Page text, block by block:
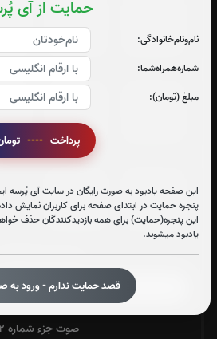
حمایت از آی
نام‌و‌نام‌خانوادگی:
شماره‌همراه‌شما:
مبلغ (تومان):
پرداخت ----
این صفحه یادبود به صورت رایگان در سایت آی پُرسه
پنجره حمایت در ابتدای صفحه برای کاربران نمایش
این پنجره(حمایت) برای همه بازدیدکنندگان حذف
یادبود میشوند.
قصد حمایت ندارم - ورود به
1بار
جزء 22
بار
جزء
جزء 25
جزء 26
1
جزء 27
جزء 29
1بار
جزء 30
0 بار
صوت جزء شماره 1
صوت جزء شماره 2